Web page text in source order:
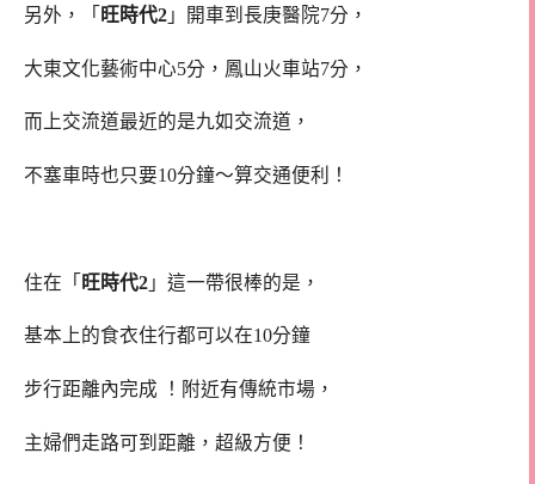
另外，「 旺時代2 」開車到長庚醫院7分，
大東文化藝術中心5分，鳳山火車站7分，
而上交流道最近的是九如交流道，
不塞車時也只要10分鐘～算交通便利！
住在「 旺時代2 」這一帶很棒的是，
基本上的食衣住行都可以在10分鐘
步行距離內完成 ！附近有傳統市場，
主婦們走路可到距離，超級方便！